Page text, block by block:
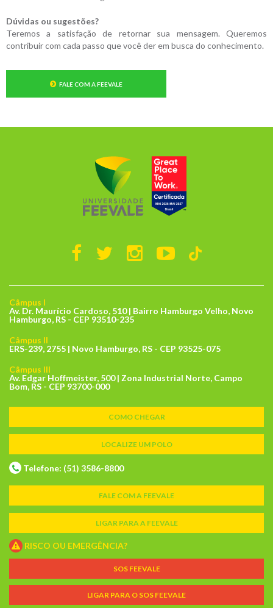
Dúvidas ou sugestões?
Teremos a satisfação de retornar sua mensagem. Queremos
contribuir com cada passo que você der em busca do conhecimento.
FALE COM A FEEVALE
Câmpus I
Av. Dr. Maurício Cardoso, 510 | Bairro Hamburgo Velho, Novo
Hamburgo, RS - CEP 93510-235
Câmpus II
ERS-239, 2755 | Novo Hamburgo, RS - CEP 93525-075
Câmpus III
Av. Edgar Hoffmeister, 500 | Zona Industrial Norte, Campo
Bom, RS - CEP 93700-000
COMO CHEGAR
LOCALIZE UM POLO
Telefone: (51) 3586-8800
FALE COM A FEEVALE
LIGAR PARA A FEEVALE
RISCO OU EMERGÊNCIA?
SOS FEEVALE
LIGAR PARA O SOS FEEVALE